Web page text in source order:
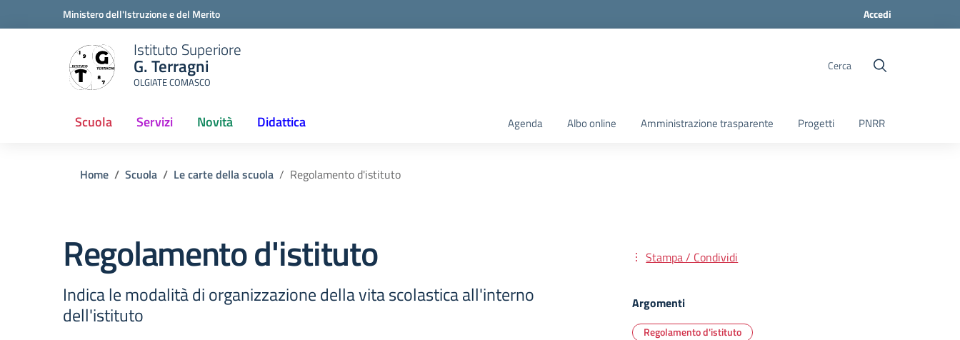
Ministero dell'Istruzione e del Merito Accedi
Istituto Superiore
G. Terragni
OLGIATE COMASCO
Cerca
Scuola Servizi Novità
(current) Didattica Agenda Albo online Amministrazione trasparente Progetti PNRR
Home Scuola Le carte della scuola Regolamento d'istituto
Regolamento d'istituto
Indica le modalità di organizzazione della vita scolastica all'interno
dell'istituto
Stampa / Condividi
Argomenti
Regolamento d'istituto